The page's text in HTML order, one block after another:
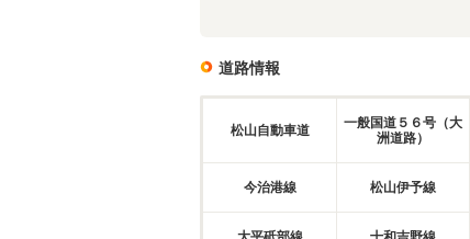
道路情報
松山自動車道
一般国道５６号（大
洲道路）
今治港線 松山伊予線